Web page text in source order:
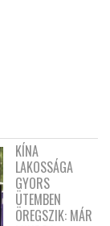
KÍNA
LAKOSSÁGA
GYORS
ÜTEMBEN
ÖREGSZIK: MÁR